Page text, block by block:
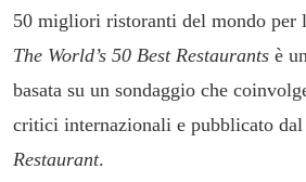
50 migliori ristoranti del mondo per
The World’s 50 Best Restaurants è
basata su un sondaggio che
critici internazionali e pubblicato
Restaurant.